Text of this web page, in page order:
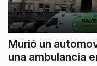
Murió un
una ambulancia